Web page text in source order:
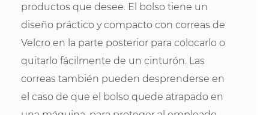
productos que desee. El bolso tiene un
diseño práctico y compacto con correas de
Velcro en la parte posterior para colocarlo o
quitarlo fácilmente de un cinturón. Las
correas también pueden desprenderse en
el caso de que el bolso quede atrapado en